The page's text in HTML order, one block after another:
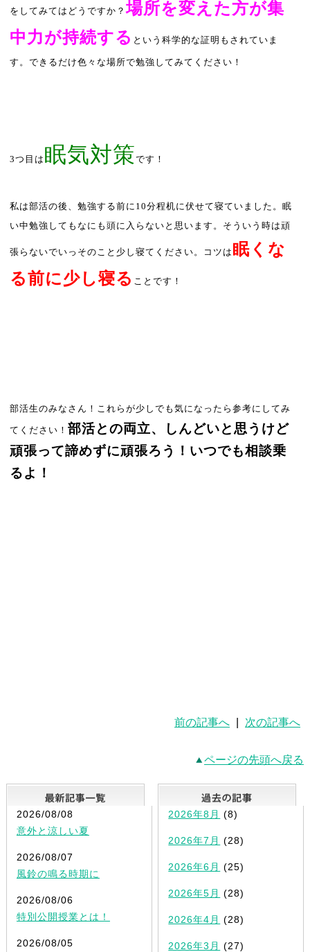
をしてみてはどうですか？場所を変えた方が集
中力が持続する という科学的な証明もされていま
す。できるだけ色々な場所で勉強してみてください！
3つ目は 眠気対策です！
私は部活の後、勉強する前に 10分程机に伏せて寝ていました。眠
い中勉強してもなにも頭に入らないと思います。そういう時は頑
張らないでいっそのこと少し寝てください。コツは 眠くな
る前に少し寝る ことです！
部活生のみなさん！これらが少しでも気になったら参考にしてみ
てください！ 部活との両立、しんどいと思うけど
頑張って諦めずに頑張ろう！いつでも相談乗
るよ！
前の記事へ 次の記事へ
ページの先頭へ戻る
最新記事一覧
2026/08/08
意外と涼しい夏
2026/08/07
風鈴の鳴る時期に
2026/08/06
特別公開授業とは！
2026/08/05
2026年8月 (8)
2026年7月 (28)
2026年6月 (25)
2026年5月 (28)
2026年4月 (28)
2026年3月 (27)